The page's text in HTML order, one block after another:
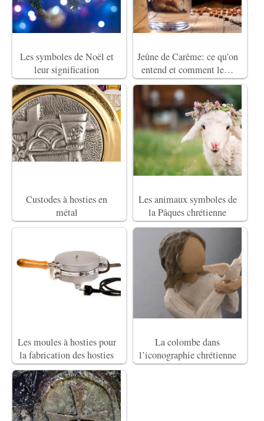
Les symboles de Noël et
leur signification
Jeûne de Carême: ce qu’on
entend et comment le…
Custodes à hosties en
métal
Les animaux symboles de
la Pâques chrétienne
Les moules à hosties pour
la fabrication des hosties
La colombe dans
l’iconographie chrétienne